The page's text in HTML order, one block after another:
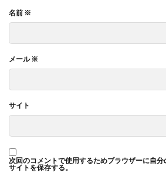
名前 ※
メール※
サイト
次回のコメントで使用するためブラウザーに自分
サイトを保存する。